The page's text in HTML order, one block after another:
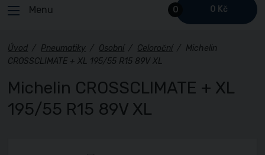
0 0 Kč
Menu
Úvod / Pneumatiky / Osobní / Celoroční / Michelin
CROSSCLIMATE + XL 195/55 R15 89V XL
Michelin CROSSCLIMATE + XL
195/55 R15 89V XL